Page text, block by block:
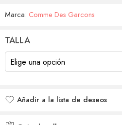
Marca: Comme Des Garcons
TALLA
Añadir a la lista de deseos